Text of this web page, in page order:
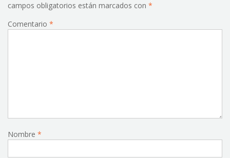
campos obligatorios están marcados con *
Comentario *
Nombre *